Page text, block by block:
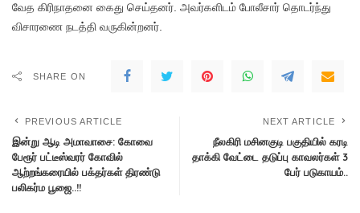
வேத கிரிநாதனை கைது செய்தனர். அவர்களிடம் போலீசார் தொடர்ந்து
விசாரணை நடத்தி வருகின்றனர்.
SHARE ON
PREVIOUS ARTICLE
இன்று ஆடி அமாவாசை: கோவை
பேரூர் பட்டீஸ்வரர் கோவில்
ஆற்றங்கரையில் பக்தர்கள் திரண்டு
பலிகர்ம பூஜை..!!
NEXT ARTICLE
நீலகிரி மசினகுடி பகுதியில் கரடி
தாக்கி வேட்டை தடுப்பு காவலர்கள் 3
பேர் படுகாயம்..